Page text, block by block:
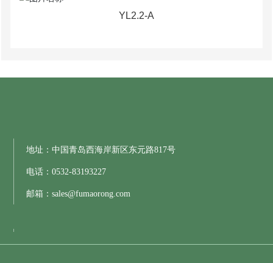
YL2.2-A
地址：中国青岛西海岸新区东元路817号
电话：0532-83193227
邮箱：sales@fumaorong.com